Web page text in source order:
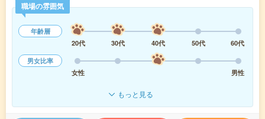
職場の雰囲気
年齢層
20代
30代 40代 50代
60代
男女比率
女性
男性
もっと見る